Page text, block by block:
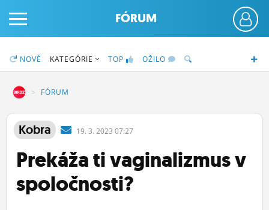
PRIHLÁS SA
ČINŽIAK
FÓRUM
FÓRUM
NOVÉ KATEGÓRIE TOP OŽILO
FÓRUM
Kobra 19. 3. 2023 07:27
Prekáža ti vaginalizmus v
spoločnosti?